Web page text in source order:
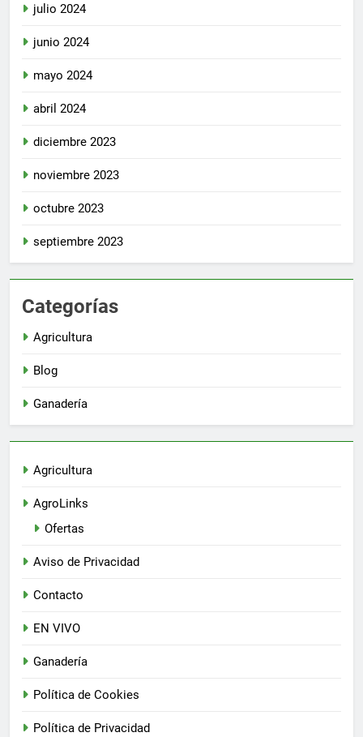
julio 2024
junio 2024
mayo 2024
abril 2024
diciembre 2023
noviembre 2023
octubre 2023
septiembre 2023
Categorías
Agricultura
Blog
Ganadería
Agricultura
AgroLinks
Ofertas
Aviso de Privacidad
Contacto
EN VIVO
Ganadería
Política de Cookies
Política de Privacidad